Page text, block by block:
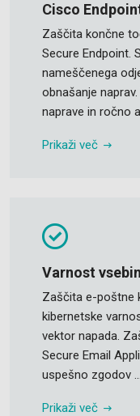
Cisco
Zaščita končne
Secure Endpoint.
nameščenega
obnašanje
naprave in ročno
Prikaži več
Varnost
Zaščita e-poštne
kibernetske
vektor napada.
Secure Email
uspešno zgodov ...
Prikaži več